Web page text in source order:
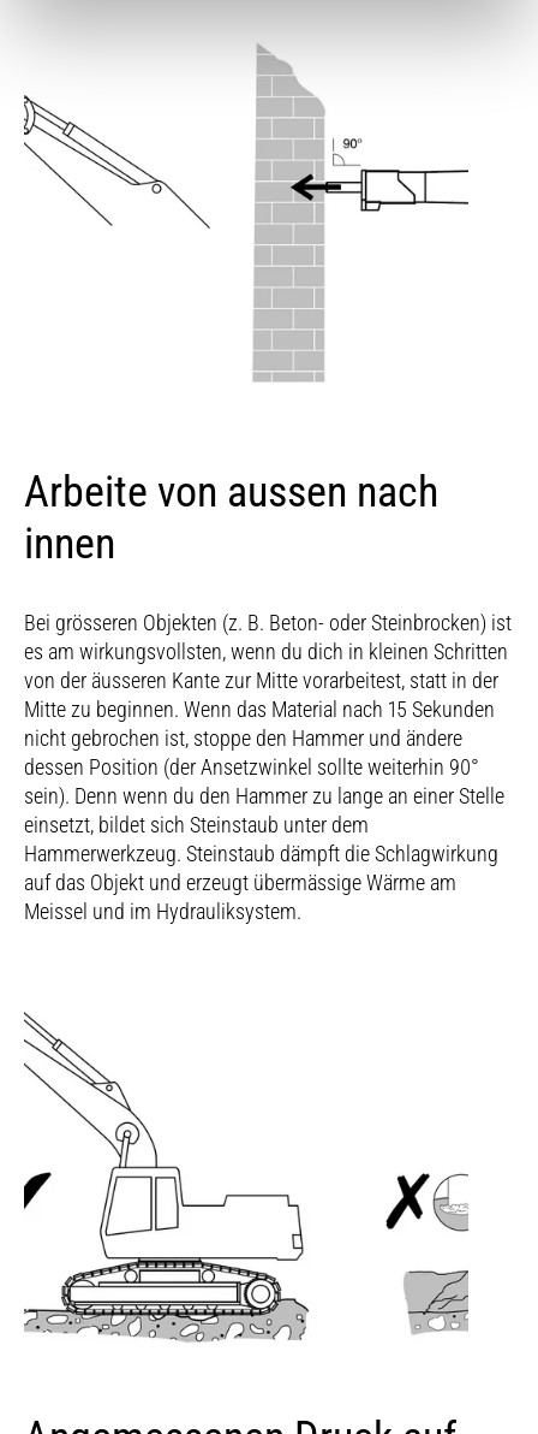
Arbeite von aussen nach
innen
Bei grösseren Objekten (z. B. Beton- oder Steinbrocken) ist
es am wirkungsvollsten, wenn du dich in kleinen Schritten
von der äusseren Kante zur Mitte vorarbeitest, statt in der
Mitte zu beginnen. Wenn das Material nach 15 Sekunden
nicht gebrochen ist, stoppe den Hammer und ändere
dessen Position (der Ansetzwinkel sollte weiterhin 90°
sein). Denn wenn du den Hammer zu lange an einer Stelle
einsetzt, bildet sich Steinstaub unter dem
Hammerwerkzeug. Steinstaub dämpft die Schlagwirkung
auf das Objekt und erzeugt übermässige Wärme am
Meissel und im Hydrauliksystem.